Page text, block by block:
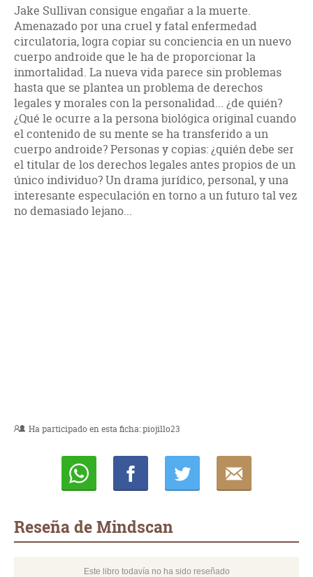
Jake Sullivan consigue engañar a la muerte.
Amenazado por una cruel y fatal enfermedad
circulatoria, logra copiar su conciencia en un nuevo
cuerpo androide que le ha de proporcionar la
inmortalidad. La nueva vida parece sin problemas
hasta que se plantea un problema de derechos
legales y morales con la personalidad... ¿de quién?
¿Qué le ocurre a la persona biológica original cuando
el contenido de su mente se ha transferido a un
cuerpo androide? Personas y copias: ¿quién debe ser
el titular de los derechos legales antes propios de un
único individuo? Un drama jurídico, personal, y una
interesante especulación en torno a un futuro tal vez
no demasiado lejano...
Ha participado en esta ficha:piojillo23
Reseña de Mindscan
Este libro todavía no ha sido reseñado